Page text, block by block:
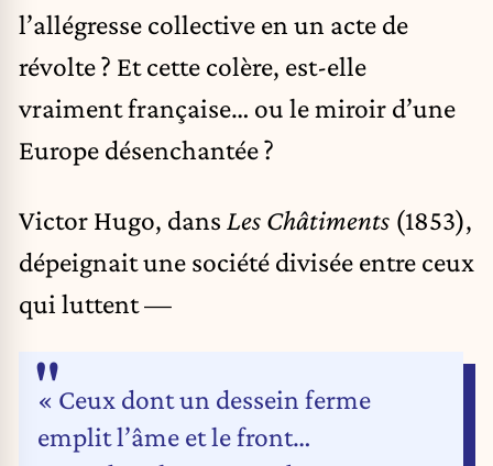
l’allégresse collective en un acte de
révolte ? Et cette colère, est-elle
vraiment française… ou le miroir d’une
Europe désenchantée ?
Victor Hugo, dans Les Châtiments (1853),
dépeignait une société divisée entre ceux
qui luttent —
« Ceux dont un dessein ferme
emplit l’âme et le front…